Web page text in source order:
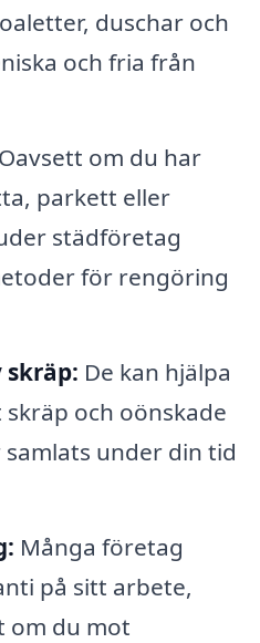
duschar och
och fria från
Oavsett om du har
parkett eller
städföretag
för rengöring
skräp: De kan hjälpa
och oönskade
under din tid
Många företag
på sitt arbete,
om du mot